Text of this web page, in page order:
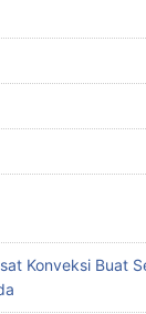
Konveksi Buat